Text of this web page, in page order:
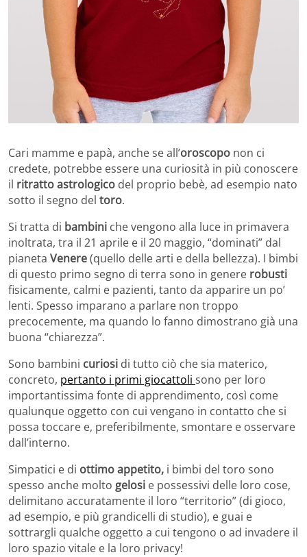
Cari mamme e papà, anche se all’oroscopo non ci
credete, potrebbe essere una curiosità in più conoscere
il ritratto astrologico del proprio bebè, ad esempio nato
sotto il segno del toro.
Si tratta di bambini che vengono alla luce in primavera
inoltrata, tra il 21 aprile e il 20 maggio, “dominati” dal
pianeta Venere(quello delle arti e della bellezza). I bimbi
di questo primo segno di terra sono in genere robusti
fisicamente, calmi e pazienti, tanto da apparire un po’
lenti. Spesso imparano a parlare non troppo
precocemente, ma quando lo fanno dimostrano già una
buona “chiarezza”.
Sono bambini curiosi di tutto ciò che sia materico,
concreto, pertanto i primi giocattoli sono per loro
importantissima fonte di apprendimento, così come
qualunque oggetto con cui vengano in contatto che si
possa toccare e, preferibilmente, smontare e osservare
dall’interno.
Simpatici e di ottimo appetito, i bimbi del toro sono
spesso anche molto gelosi e possessivi delle loro cose,
delimitano accuratamente il loro “territorio” (di gioco,
ad esempio, e più grandicelli di studio), e guai e
sottrargli qualche oggetto a cui tengono o ad invadere il
loro spazio vitale e la loro privacy!